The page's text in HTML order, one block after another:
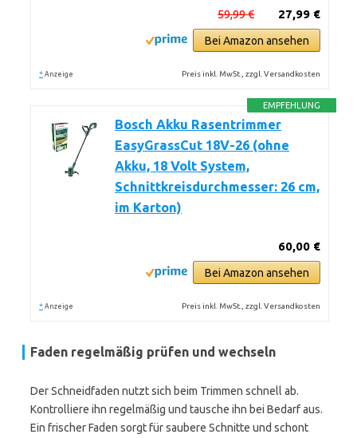
27,99 €
59,99 €
Bei Amazon ansehen
* Anzeige Preis inkl. MwSt., zzgl. Versandkosten
EMPFEHLUNG
Bosch Akku Rasentrimmer
EasyGrassCut 18V-26 (ohne
Akku, 18 Volt System,
Schnittkreisdurchmesser: 26 cm,
im Karton)
60,00 €
Bei Amazon ansehen
* Anzeige Preis inkl. MwSt., zzgl. Versandkosten
Faden regelmäßig prüfen und wechseln
Der Schneidfaden nutzt sich beim Trimmen schnell ab.
Kontrolliere ihn regelmäßig und tausche ihn bei Bedarf aus.
Ein frischer Faden sorgt für saubere Schnitte und schont